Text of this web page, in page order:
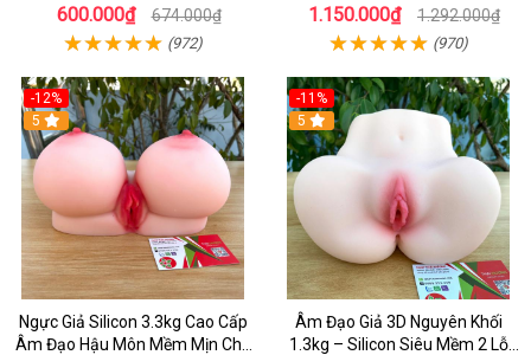
600.000₫ 674.000₫
(972)
Ấm Cao Cấp
1.150.000₫ 1.292.000₫
(970)
-12%
5
Ngực Giả Silicon 3.3kg Cao Cấp
Âm Đạo Hậu Môn Mềm Mịn Cho
-11%
5
Âm Đạo Giả 3D Nguyên Khối
1.3kg – Silicon Siêu Mềm 2 Lỗ